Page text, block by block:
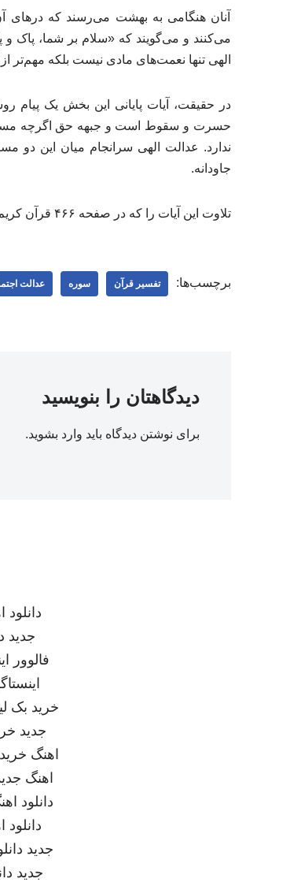
آنان هنگامی به بهشت می‌رسند که درهای
می‌کنند و می‌گویند که «سلام بر شما، پاک و
الهی تنها نعمت‌های مادی نیست بلکه
در حقیقت، آیات پایانی این بخش یک پیام
حسرت و سقوط است و جبهه حق اگرچه مسیر
ندارد. عدالت الهی سرانجام میان این دو
جاودانه.
تلاوت این آیات را که در صفحه ۴۶۶ قرآن کریم واقع است، ببینید و بشنوید.
برچسب‌ها: تفسیر قرآن سوره عدالت
دیدگاهتان را بنویسید
برای نوشتن دیدگاه باید وارد بشوید.
دانلود
جدید
فالوور
خرید بک
جدید
اهنگ
اهنگ
دانلود
دانلود
جدید
جدید